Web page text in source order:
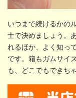
いつまで続けるかの
士で決めましょう。
れるほか、よく知っ
です。箱もガムサイ
も、どこでもできち